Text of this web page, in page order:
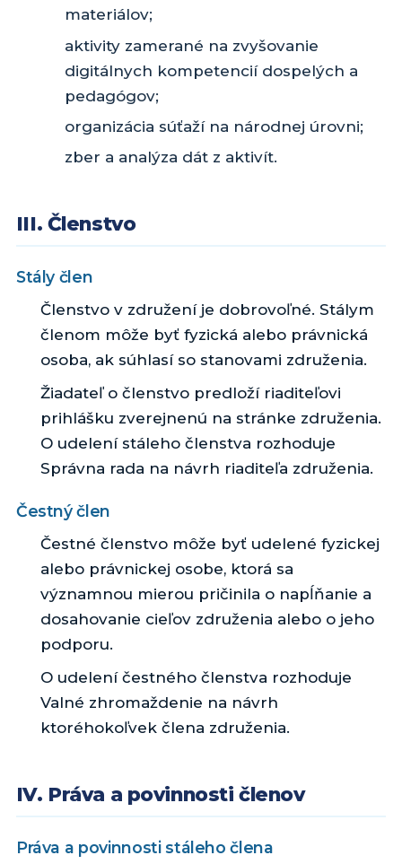
materiálov;
aktivity zamerané na zvyšovanie
digitálnych kompetencií dospelých a
pedagógov;
organizácia súťaží na národnej úrovni;
zber a analýza dát z aktivít.
III. Členstvo
Stály člen
Členstvo v združení je dobrovoľné. Stálym
členom môže byť fyzická alebo právnická
osoba, ak súhlasí so stanovami združenia.
Žiadateľ o členstvo predloží riaditeľovi
prihlášku zverejnenú na stránke združenia.
O udelení stáleho členstva rozhoduje
Správna rada na návrh riaditeľa združenia.
Čestný člen
Čestné členstvo môže byť udelené fyzickej
alebo právnickej osobe, ktorá sa
významnou mierou pričinila o napĺňanie a
dosahovanie cieľov združenia alebo o jeho
podporu.
O udelení čestného členstva rozhoduje
Valné zhromaždenie na návrh
ktoréhokoľvek člena združenia.
IV. Práva a povinnosti členov
Práva a povinnosti stáleho člena